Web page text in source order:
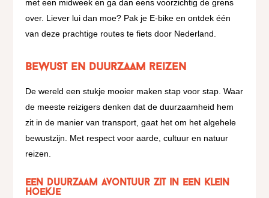
met een midweek en ga dan eens voorzichtig de grens
over. Liever lui dan moe? Pak je E-bike en ontdek één
van deze prachtige routes te fiets door Nederland.
Bewust en duurzaam reizen
De wereld een stukje mooier maken stap voor stap. Waar
de meeste reizigers denken dat de duurzaamheid hem
zit in de manier van transport, gaat het om het algehele
bewustzijn. Met respect voor aarde, cultuur en natuur
reizen.
Een duurzaam avontuur zit in een klein
hoekje